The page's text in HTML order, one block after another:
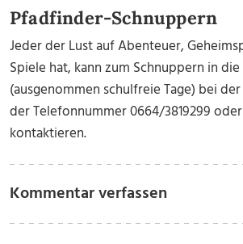
Pfadfinder-Schnuppern
Jeder der Lust auf Abenteuer,
Spiele hat, kann zum Schnuppern in
(ausgenommen schulfreie Tage) bei
der Telefonnummer 0664/3819299
kontaktieren.
Kommentar verfassen